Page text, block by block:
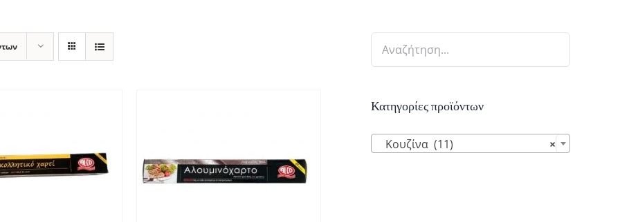
ΣΤΟ ΚΑΛΆΘΙ
/
Κατηγορίες προϊόντων
×
Κουζίνα (11)